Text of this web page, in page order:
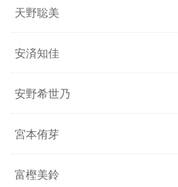
天野聡美
安済知佳
安野希世乃
宮本侑芽
富樫美鈴